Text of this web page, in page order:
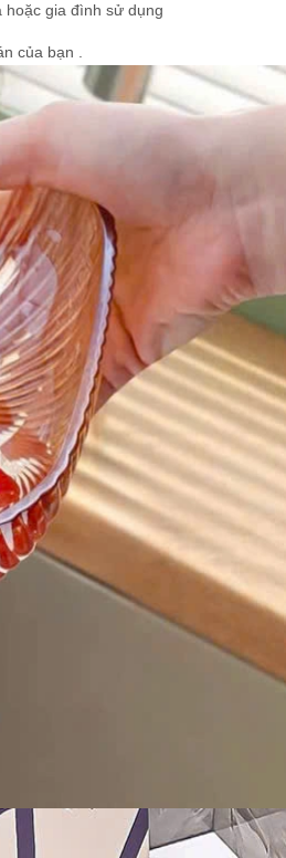
gia đình sử dụng
của bạn .